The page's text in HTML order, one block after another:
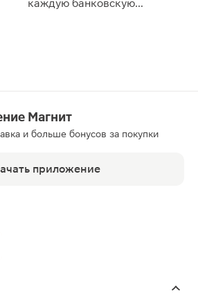
каждую банковскую
Магнит
и больше бонусов за покупки
приложение